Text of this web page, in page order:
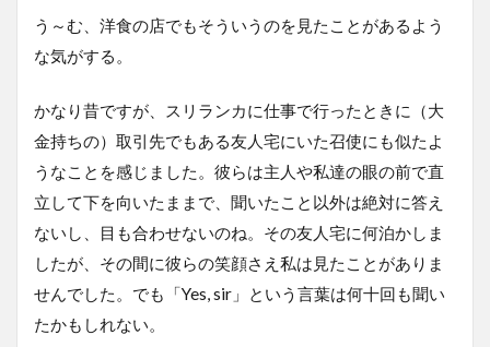
う～む、洋食の店でもそういうのを見たことがあるよう
な気がする。
かなり昔ですが、スリランカに仕事で行ったときに（大
金持ちの）取引先でもある友人宅にいた召使にも似たよ
うなことを感じました。彼らは主人や私達の眼の前で直
立して下を向いたままで、聞いたこと以外は絶対に答え
ないし、目も合わせないのね。その友人宅に何泊かしま
したが、その間に彼らの笑顔さえ私は見たことがありま
せんでした。でも「Yes, sir」という言葉は何十回も聞い
たかもしれない。